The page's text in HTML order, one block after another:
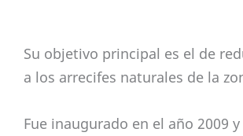
Su objetivo principal es el de
a los arrecifes naturales de la
Fue inaugurado en el año 2009